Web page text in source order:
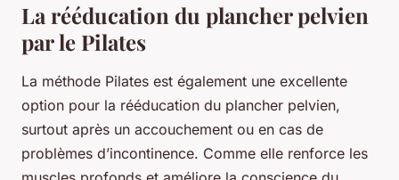
La rééducation du plancher pelvien
par le Pilates
La méthode Pilates est également une excellente
option pour la rééducation du plancher pelvien,
surtout après un accouchement ou en cas de
problèmes d’incontinence. Comme elle renforce les